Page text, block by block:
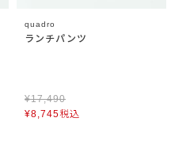
quadro
ランチパンツ
¥17,490
¥8,745税込